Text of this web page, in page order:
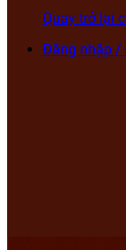
Quay trở lại
Đăng nhập /